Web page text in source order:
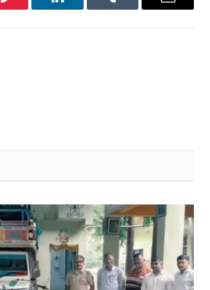
Pinterest LinkedInTumblr Email